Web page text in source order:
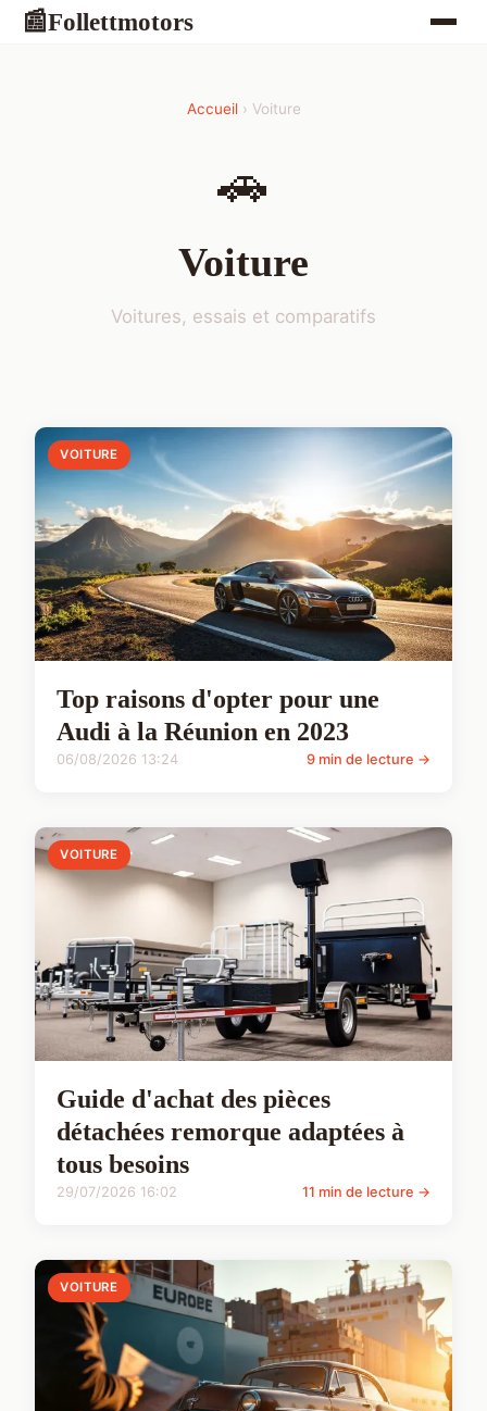
📰Follettmotors
Accueil› Voiture
🚗
Voiture
Voitures, essais et comparatifs
VOITURE
Top raisons d'opter pour une
Audi à la Réunion en 2023
06/08/2026 13:24 9 min de lecture →
VOITURE
Guide d'achat des pièces
détachées remorque adaptées à
tous besoins
29/07/2026 16:02 11 min de lecture →
VOITURE